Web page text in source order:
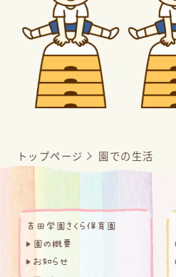
トップページ 園での生活
吉田学園さくら保育園
園の概要
お知らせ